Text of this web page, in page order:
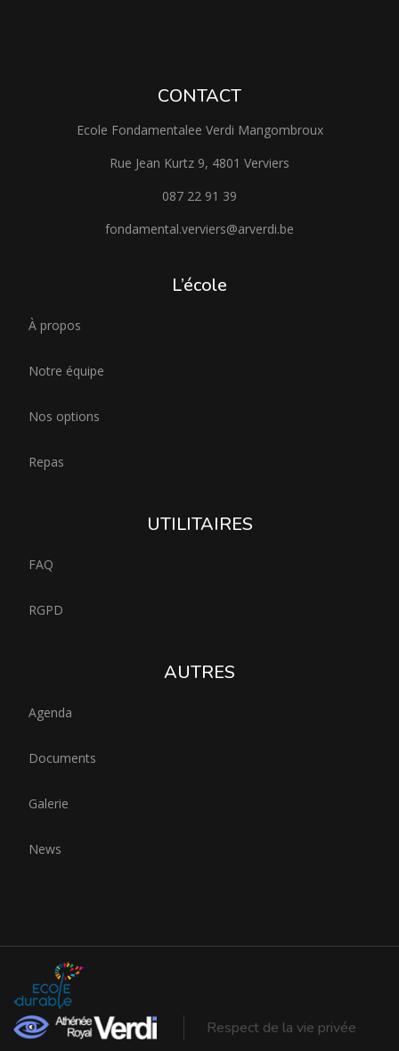
CONTACT
Ecole Fondamentalee Verdi Mangombroux
Rue Jean Kurtz 9, 4801 Verviers
087 22 91 39
fondamental.verviers@arverdi.be
L’école
À propos
Notre équipe
Nos options
Repas
UTILITAIRES
FAQ
RGPD
AUTRES
Agenda
Documents
Galerie
News
Respect de la vie privée